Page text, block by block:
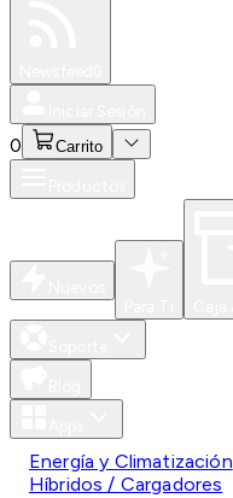
0 Carrito
Energía y Climatización
Híbridos / Cargadores